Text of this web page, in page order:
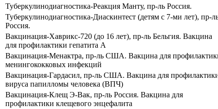
Туберкулинодиагностика-Реакция Манту, пр-ль Россия.
Туберкулинодиагностика-Диаскинтест (детям с 7-ми лет), пр-
Россия.
Вакцинация-Хаврикс-720 (до 16 лет), пр-ль Бельгия. Вакцина
для профилактики гепатита А
Вакцинация-Менактра, пр-ль США. Вакцина для
менингококковых инфекций
Вакцинация-Гардасил, пр-ль США. Вакцина для
вируса папилломы человека (ВПЧ)
Вакцинация-Клещ Э-Вак, пр-ль Россия. Вакцина для
профилактики клещевого энцефалита